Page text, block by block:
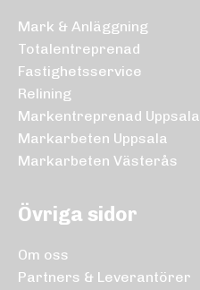
Mark & Anläggning
Totalentreprenad
Fastighetsservice
Relining
Markentreprenad Uppsala
Markarbeten Uppsala
Markarbeten Västerås
Övriga sidor
Om oss
Partners & Leverantörer